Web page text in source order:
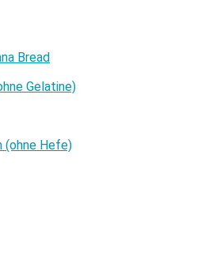
Bread
Gelatine)
(ohne Hefe)